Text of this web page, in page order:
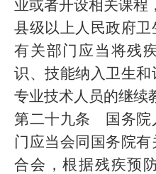
业或者开设相关课程
县级以上人民政府
有关部门应当将残
识、技能纳入卫生
专业技术人员的继续
第二十九条 国务院
门应当会同国务院
合会，根据残疾预